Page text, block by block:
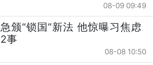
08-09 09:49
急颁“锁国”新法 他惊曝习焦虑
2事
08-08 10:50